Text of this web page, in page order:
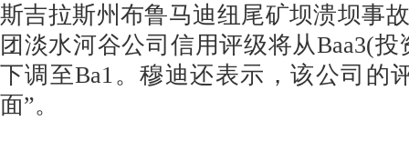
斯吉拉斯州布鲁马迪纽尾矿坝溃坝事
团淡水河谷公司信用评级将从Baa3(
下调至Ba1。穆迪还表示，该公司的
面”。